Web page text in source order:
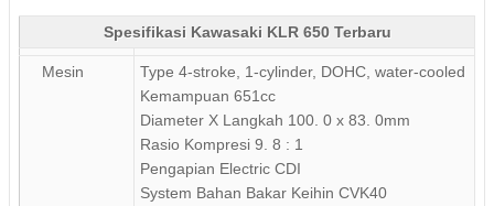
Spesifikasi Kawasaki KLR 650 Terbaru
Mesin Type 4-stroke, 1-cylinder, DOHC, water-cooled
Kemampuan 651cc
Diameter X Langkah 100. 0 x 83. 0mm
Rasio Kompresi 9. 8 : 1
Pengapian Electric CDI
System Bahan Bakar Keihin CVK40